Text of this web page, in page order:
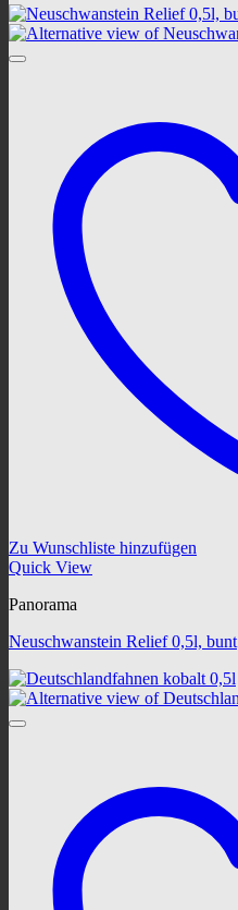
Zu Wunschliste hinzufügen
Quick View
Panorama
Neuschwanstein Relief 0,5l, bunt